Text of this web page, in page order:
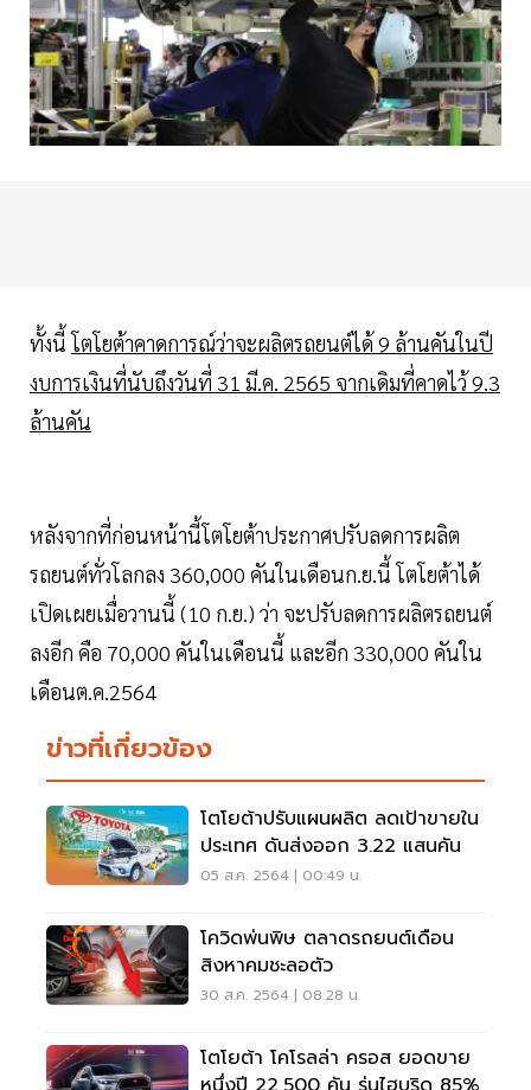
ทั้งนี้โตโยต้าคาดการณ์ว่าจะผลิตรถยนต์ได้ 9 ล้านคันในปี
งบการเงินที่นับถึงวันที่ 31 มี.ค. 2565 จากเดิมที่คาดไว้ 9.3
ล้านคัน
หลังจากที่ก่อนหน้านี้โตโยต้าประกาศปรับลดการผลิต
รถยนต์ทั่วโลกลง 360,000 คันในเดือนก.ย.นี้ โตโยต้าได้
เปิดเผยเมื่อวานนี้ (10 ก.ย.) ว่า จะปรับลดการผลิตรถยนต์
ลงอีก คือ 70,000 คันในเดือนนี้ และอีก 330,000 คันใน
เดือนต.ค.2564
ข่าวที่เกี่ยวข้อง
โตโยต้าปรับแผนผลิต ลดเป้าขายใน
ประเทศ ดันส่งออก 3.22 แสนคัน
05 ส.ค. 2564 | 00:49 น.
โควิดพ่นพิษ ตลาดรถยนต์เดือน
สิงหาคมชะลอตัว
30 ส.ค. 2564 | 08:28 น.
โตโยต้า โคโรลล่า ครอส ยอดขาย